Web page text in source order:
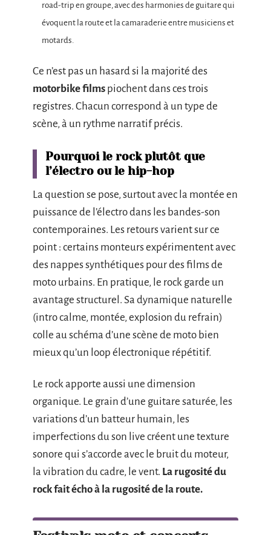
road-trip en groupe, avec des harmonies de guitare qui
évoquent la route et la camaraderie entre musiciens et
motards.
Ce n’est pas un hasard si la majorité des
motorbike films piochent dans ces trois
registres. Chacun correspond à un type de
scène, à un rythme narratif précis.
Pourquoi le rock plutôt que
l’électro ou le hip-hop
La question se pose, surtout avec la montée en
puissance de l’électro dans les bandes-son
contemporaines. Les retours varient sur ce
point : certains monteurs expérimentent avec
des nappes synthétiques pour des films de
moto urbains. En pratique, le rock garde un
avantage structurel. Sa dynamique naturelle
(intro calme, montée, explosion du refrain)
colle au schéma d’une scène de moto bien
mieux qu’un loop électronique répétitif.
Le rock apporte aussi une dimension
organique. Le grain d’une guitare saturée, les
variations d’un batteur humain, les
imperfections du son live créent une texture
sonore qui s’accorde avec le bruit du moteur,
la vibration du cadre, le vent. La rugosité du
rock fait écho à la rugosité de la route.